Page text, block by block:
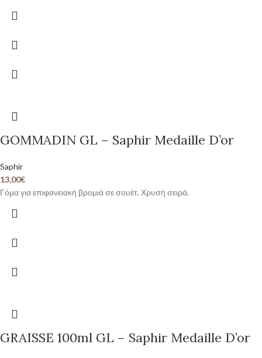
GOMMADIN GL – Saphir Medaille D’or
Saphir
13,00€
Γόμα για επιφανειακή βρομιά σε σουέτ. Χρυσή σειρά.
GRAISSE 100ml GL – Saphir Medaille D’or